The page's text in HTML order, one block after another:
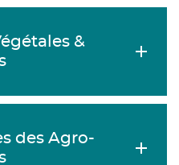
&
des Agro-